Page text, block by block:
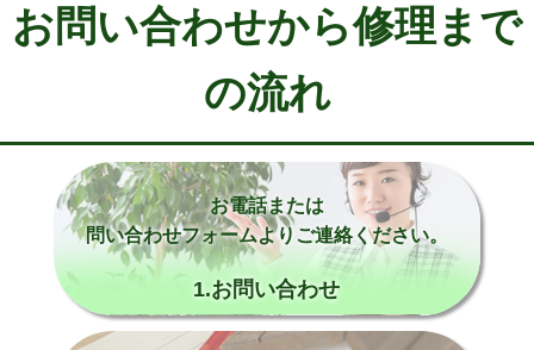
お問い合わせから修理まで
の流れ
お電話または
問い合わせフォームよりご連絡ください。
1.お問い合わせ